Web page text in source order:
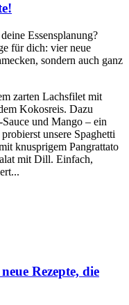
Essensplanung?
für dich: vier neue
sondern auch ganz
zarten Lachsfilet mit
Kokosreis. Dazu
und Mango – ein
unsere Spaghetti
knusprigem Pangrattato
mit Dill. Einfach,
Rezepte, die